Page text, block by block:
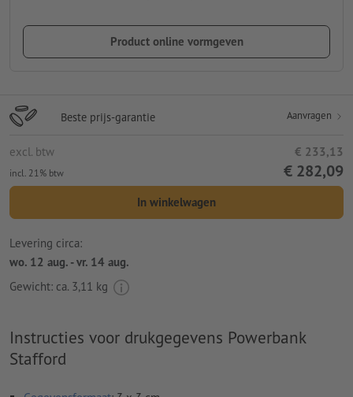
Product online vormgeven
Beste prijs-garantie Aanvragen
excl. btw € 233,13
incl. 21% btw € 282,09
In winkelwagen
Levering circa:
wo. 12 aug. - vr. 14 aug.
Gewicht: ca. 3,11 kg
Instructies voor drukgegevens Powerbank
Stafford